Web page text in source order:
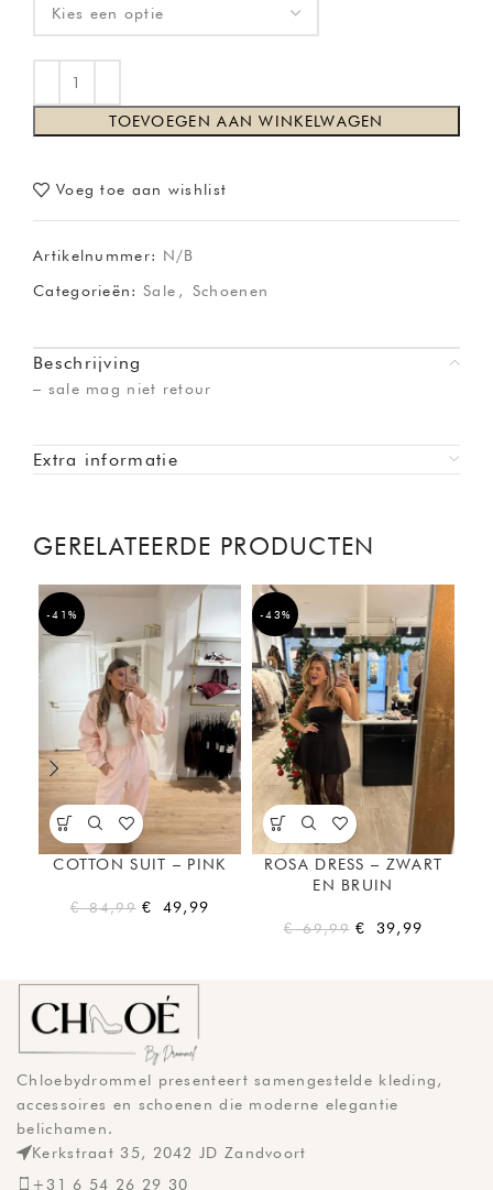
TOEVOEGEN AAN WINKELWAGEN
Voeg toe aan wishlist
Artikelnummer: N/B
Categorieën: Sale , Schoenen
Beschrijving
– sale mag niet retour
Extra informatie
GERELATEERDE PRODUCTEN
-41%
COTTON SUIT – PINK
€84,99 € 49,99
-43%
ROSA DRESS – ZWART
EN BRUIN
€69,99 € 39,99
Chloebydrommel presenteert samengestelde kleding,
accessoires en schoenen die moderne elegantie
belichamen.
Kerkstraat 35, 2042 JD Zandvoort
+31 6 54 26 29 30